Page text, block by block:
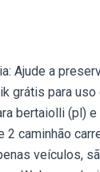
Ajude a
grátis para
bertaiolli (pl)
2 caminhão
veículos,